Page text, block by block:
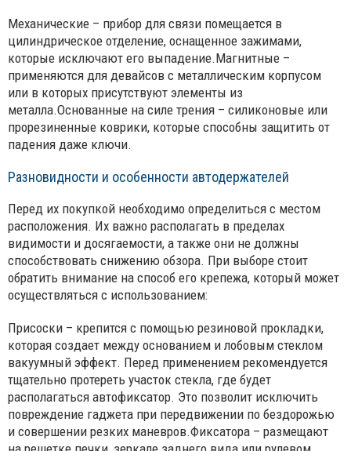
Механические – прибор для связи помещается в
цилиндрическое отделение, оснащенное зажимами,
которые исключают его выпадение.Магнитные –
применяются для девайсов с металлическим корпусом
или в которых присутствуют элементы из
металла.Основанные на силе трения – силиконовые или
прорезиненные коврики, которые способны защитить от
падения даже ключи.
Разновидности и особенности автодержателей
Перед их покупкой необходимо определиться с местом
расположения. Их важно располагать в пределах
видимости и досягаемости, а также они не должны
способствовать снижению обзора. При выборе стоит
обратить внимание на способ его крепежа, который может
осуществляться с использованием:
Присоски – крепится с помощью резиновой прокладки,
которая создает между основанием и лобовым стеклом
вакуумный эффект. Перед применением рекомендуется
тщательно протереть участок стекла, где будет
располагаться автофиксатор. Это позволит исключить
повреждение гаджета при передвижении по бездорожью
и совершении резких маневров.Фиксатора – размещают